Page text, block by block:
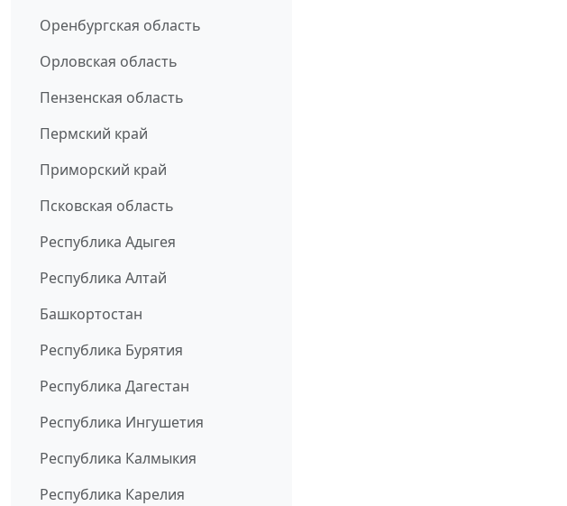
Оренбургская область
Орловская область
Пензенская область
Пермский край
Приморский край
Псковская область
Республика Адыгея
Республика Алтай
Башкортостан
Республика Бурятия
Республика Дагестан
Республика Ингушетия
Республика Калмыкия
Республика Карелия